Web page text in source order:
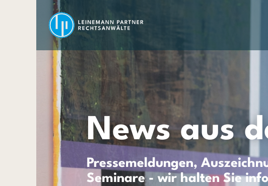
News aus
Pressemeldungen,
Seminare - wir halten Sie